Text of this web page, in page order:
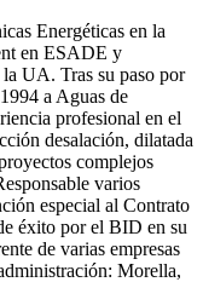
Energéticas en la
en ESADE y
UA. Tras su paso por
a Aguas de
profesional en el
desalación, dilatada
complejos
varios
especial al Contrato
éxito por el BID en su
de varias empresas
Morella,